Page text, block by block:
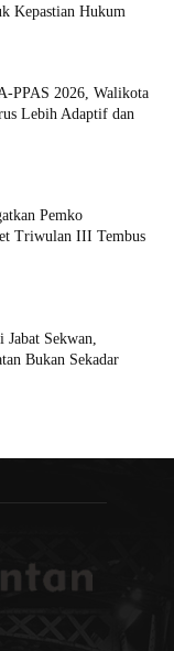
Kepastian Hukum
PPAS 2026, Walikota
Lebih Adaptif dan
Pemko
Triwulan III Tembus
Jabat Sekwan,
Bukan Sekadar